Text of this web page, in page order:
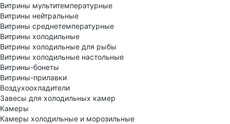
Витрины мультитемпературные
Витрины нейтральные
Витрины среднетемпературные
Витрины холодильные
Витрины холодильные для рыбы
Витрины холодильные настольные
Витрины-бонеты
Витрины-прилавки
Воздухоохладители
Завесы для холодильных камер
Камеры
Камеры холодильные и морозильные